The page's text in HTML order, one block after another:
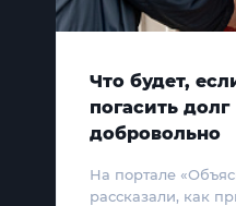
Что будет,
погасить долг
добровольно
На портале
рассказали, как